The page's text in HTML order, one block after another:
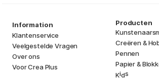
Information
Klantenservice
Veelgestelde Vragen
Over ons
Voor Crea Plus
Producten
Creëren &
Pennen
Papier &
Kids